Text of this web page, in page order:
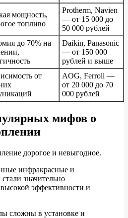
мощность,
топливо
Protherm, Navien
— от 15 000 до
50 000 рублей
до 70% на
Daikin, Panasonic
— от 150 000
рублей и выше
от
AOG, Ferroli —
от 20 000 до 70
000 рублей
мифов о
дорогое и невыгодное.
инфракрасные и
значительно
эффективности и
сложны в установке и